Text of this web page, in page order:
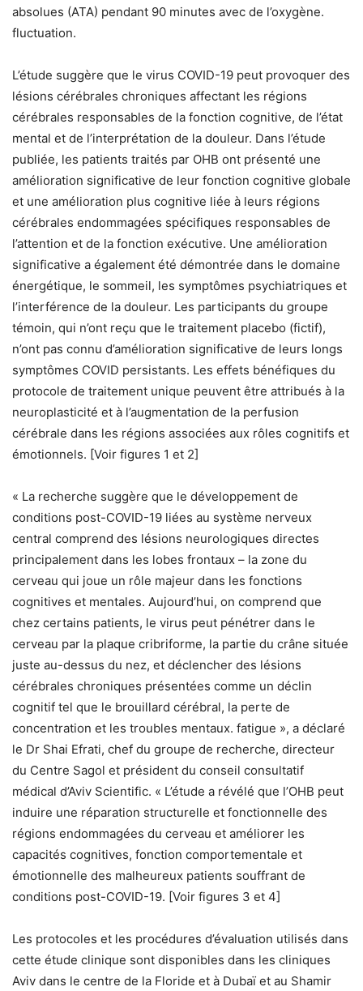
absolues (ATA) pendant 90 minutes avec de l’oxygène.
fluctuation.
L’étude suggère que le virus COVID-19 peut provoquer des
lésions cérébrales chroniques affectant les régions
cérébrales responsables de la fonction cognitive, de l’état
mental et de l’interprétation de la douleur. Dans l’étude
publiée, les patients traités par OHB ont présenté une
amélioration significative de leur fonction cognitive globale
et une amélioration plus cognitive liée à leurs régions
cérébrales endommagées spécifiques responsables de
l’attention et de la fonction exécutive. Une amélioration
significative a également été démontrée dans le domaine
énergétique, le sommeil, les symptômes psychiatriques et
l’interférence de la douleur. Les participants du groupe
témoin, qui n’ont reçu que le traitement placebo (fictif),
n’ont pas connu d’amélioration significative de leurs longs
symptômes COVID persistants. Les effets bénéfiques du
protocole de traitement unique peuvent être attribués à la
neuroplasticité et à l’augmentation de la perfusion
cérébrale dans les régions associées aux rôles cognitifs et
émotionnels. [Voir figures 1 et 2]
« La recherche suggère que le développement de
conditions post-COVID-19 liées au système nerveux
central comprend des lésions neurologiques directes
principalement dans les lobes frontaux – la zone du
cerveau qui joue un rôle majeur dans les fonctions
cognitives et mentales. Aujourd’hui, on comprend que
chez certains patients, le virus peut pénétrer dans le
cerveau par la plaque cribriforme, la partie du crâne située
juste au-dessus du nez, et déclencher des lésions
cérébrales chroniques présentées comme un déclin
cognitif tel que le brouillard cérébral, la perte de
concentration et les troubles mentaux. fatigue », a déclaré
le Dr Shai Efrati, chef du groupe de recherche, directeur
du Centre Sagol et président du conseil consultatif
médical d’Aviv Scientific. « L’étude a révélé que l’OHB peut
induire une réparation structurelle et fonctionnelle des
régions endommagées du cerveau et améliorer les
capacités cognitives, fonction comportementale et
émotionnelle des malheureux patients souffrant de
conditions post-COVID-19. [Voir figures 3 et 4]
Les protocoles et les procédures d’évaluation utilisés dans
cette étude clinique sont disponibles dans les cliniques
Aviv dans le centre de la Floride et à Dubaï et au Shamir